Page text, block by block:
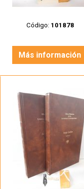
Código: 101878
Más información